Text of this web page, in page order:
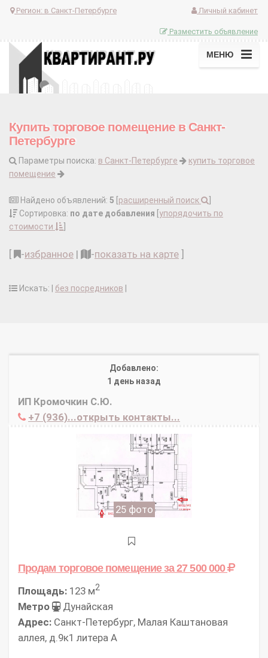
Регион: в Санкт-Петербурге Личный кабинет
Разместить объявление
МЕНЮ
Купить торговое помещение в Санкт-
Петербурге
Параметры поиска: в Санкт-Петербурге
купить торговое
помещение
Найдено объявлений: 5 расширенный поиск
Сортировка: по дате добавления упорядочить по
стоимости
-избранное | -показать на карте
Искать: | без посредников
Добавлено:
1 день назад
ИП Кромочкин С.Ю.
+7 (936)...открыть контакты...
25 фото
Продам торговое помещениеза 27 500 000
Площадь: 123 м2
Метро
Дунайская
Адрес: Санкт-Петербург, Малая Каштановая
аллея, д.9к1 литера А